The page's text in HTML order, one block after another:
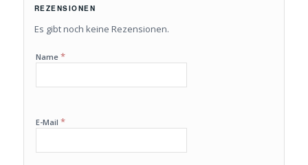
REZENSIONEN
Es gibt noch keine Rezensionen.
Name *
E-Mail *